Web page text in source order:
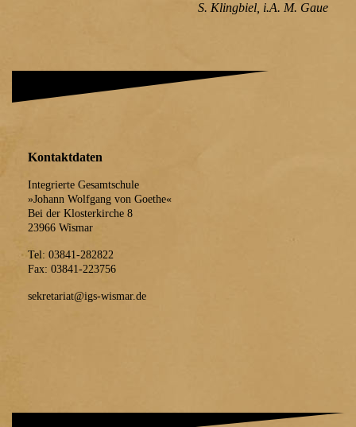
S. Klingbiel, i.A. M. Gaue
Kontaktdaten
Integrierte Gesamtschule
»Johann Wolfgang von Goethe«
Bei der Klosterkirche 8
23966 Wismar
Tel: 03841-282822
Fax: 03841-223756
sekretariat@igs-wismar.de